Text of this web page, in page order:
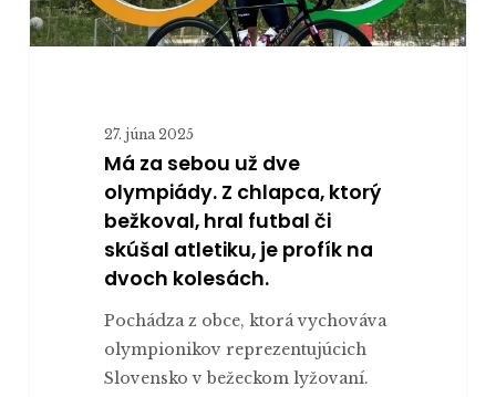
bežkoval,
27. júna 2025
Má za sebou už dve
olympiády. Z chlapca, ktorý
bežkoval, hral futbal či
skúšal atletiku, je profík na
dvoch kolesách.
Pochádza z obce, ktorá vychováva
olympionikov reprezentujúcich
Slovensko v bežeckom lyžovaní.